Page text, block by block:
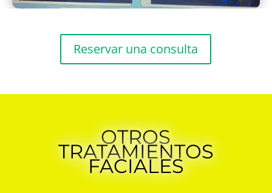
Reservar una consulta
OTROS
TRATAMIENTOS
FACIALES